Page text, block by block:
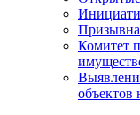
Комитет
объектов